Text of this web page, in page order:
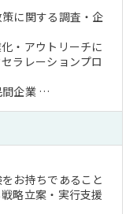
に関する調査・企
・アウトリーチに
ラレーションプロ
間企業 …
お持ちであること
略立案・実行支援